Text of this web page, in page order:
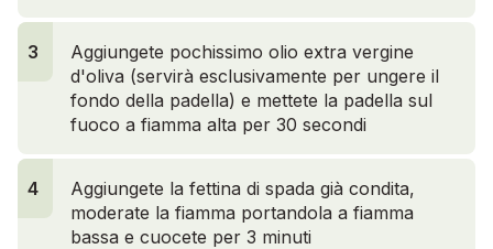
3
Aggiungete pochissimo olio extra vergine
d'oliva (servirà esclusivamente per ungere il
fondo della padella) e mettete la padella sul
fuoco a fiamma alta per 30 secondi
4
Aggiungete la fettina di spada già condita,
moderate la fiamma portandola a fiamma
bassa e cuocete per 3 minuti